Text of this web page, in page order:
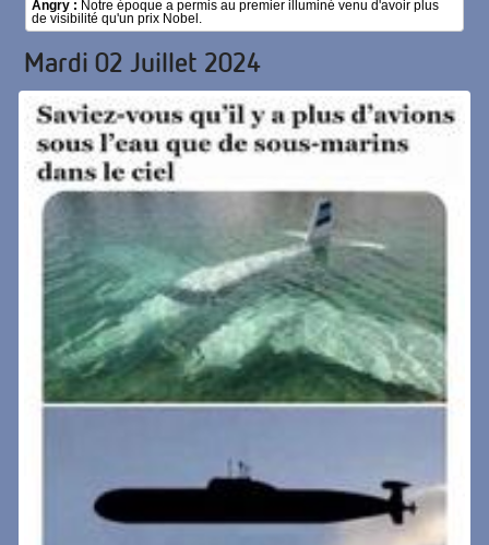
Angry : Notre époque a permis au premier illuminé venu d'avoir plus
de visibilité qu'un prix Nobel.
Mardi 02 Juillet 2024